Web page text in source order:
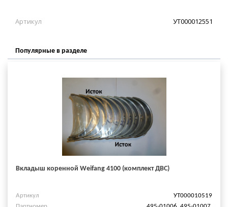
Артикул УТ000012551
Популярные в разделе
Вкладыш коренной Weifang 4100 (комплект ДВС)
Артикул
УТ000010519